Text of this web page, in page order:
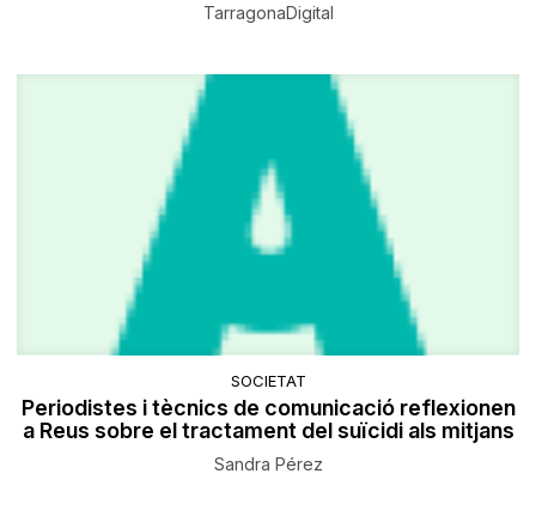
TarragonaDigital
SOCIETAT
Periodistes i tècnics de comunicació reflexionen
a Reus sobre el tractament del suïcidi als mitjans
Sandra Pérez